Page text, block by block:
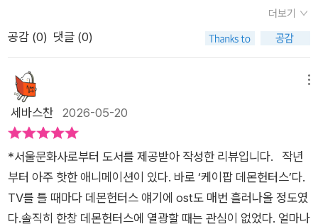
시지가 참 따뜻하게 다가왔거든요.​요즘 아이들은 좋아하는 캐릭
터나 가수를 정말 진심으로 응원하잖아요.그 마음 자체를 소중하
게 바라봐 주는 이야기 같아서 더 좋았어요.​선아도 읽고 난 뒤에
는 단순히 “멋있다!”에서 끝나는 게 아니라, 친구들과 서로 응원
하는 마음에 대해서도 자연스럽게 이야기하더라고요 😊​📚 그림
책이라 더 가까워진 케데헌 세계관​애니메이션은 영상이라 빠르
볼 수 있다는 매력이 있었어요.​좋아하는 캐릭터 표정을 오래 보
고, 배경 속 작은 요소들도 발견하면서 읽는 재미가 있더라고요.
특히 케이팝 무대 장면은 한 페이지씩 넘길 때마다 콘서트 포토북
나서 학교 숙제로 소리내어 동화책 읽기가 있는데 이 책으로 숙제
를 했어요. 동생이 책 읽는 소리에 첫째도 덩달아 집중해서 같이
요. 그렇게 질색했으면서도 책은 또 다른가봐요. 다행이라 해얄
지.. 암튼 지금 이 책, 우리 딸에게 최고의 책입니다!! 우리 딸처럼
데몬 헌터스 팬이라면, 선물해주면 100% 좋아할 거예요!
금 '팬들을 위해'라는 부제로 애니메이션 그림책이 출시되었습니
다이책은 수백년의 역사를 이어 시대가 바뀜에 따라 교체되며 혼
이야기를 귀여운 그림체로 그려진 캐릭터들과 함께 담아내고 있
는데요루미, 미라, 조이가 함께하는 걸그룹 헌트릭스와 귀마가 만
들어 인간세상에 보낸 보이그룹 사자보이즈의 멤버별 소개와 함
만나볼수 있습니다포인트가 되는 내용들만을 골라 담아내고 있
기에 아직 영화를 보지 못 한 사람이라면 영화의 줄거리를 파악할
수있고 이미 영화를 본 사람이라면 귀여워진 캐릭터를 보는 재미
더보기
공감 (0) 댓글 (0)
세바스찬 2026-05-20
*서울문화사로부터 도서를 제공받아 작성한 리뷰입니다. 작년
부터 아주 핫한 애니메이션이 있다. 바로 ‘케이팝 데몬헌터스’다.
TV를 틀 때마다 데몬헌터스 얘기에 ost도 매번 흘러나올 정도였
다.솔직히 한창 데몬헌터스에 열광할 때는 관심이 없었다. 얼마나